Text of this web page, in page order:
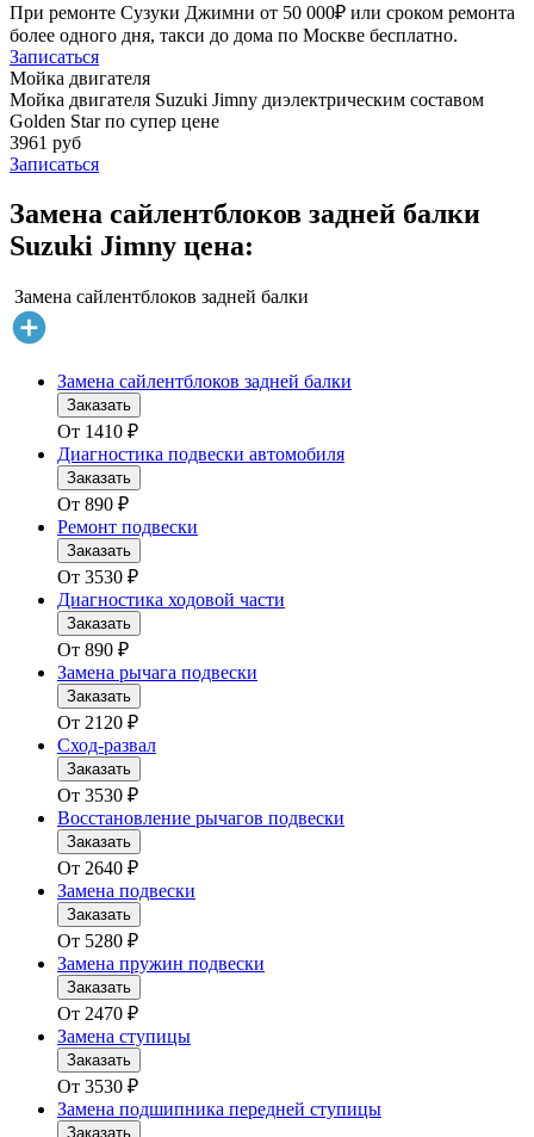
При ремонте Сузуки Джимни от 50 000₽ или сроком ремонта
более одного дня, такси до дома по Москве бесплатно.
Записаться
Мойка двигателя
Мойка двигателя Suzuki Jimny диэлектрическим составом
Golden Star по супер цене
3961 руб
Записаться
Замена сайлентблоков задней балки
Suzuki Jimny цена:
Замена сайлентблоков задней балки
Замена сайлентблоков задней балки
Заказать
От 1410 ₽
Диагностика подвески автомобиля
Заказать
От 890 ₽
Ремонт подвески
Заказать
От 3530 ₽
Диагностика ходовой части
Заказать
От 890 ₽
Замена рычага подвески
Заказать
От 2120 ₽
Сход-развал
Заказать
От 3530 ₽
Восстановление рычагов подвески
Заказать
От 2640 ₽
Замена подвески
Заказать
От 5280 ₽
Замена пружин подвески
Заказать
От 2470 ₽
Замена ступицы
Заказать
От 3530 ₽
Замена подшипника передней ступицы
Заказать